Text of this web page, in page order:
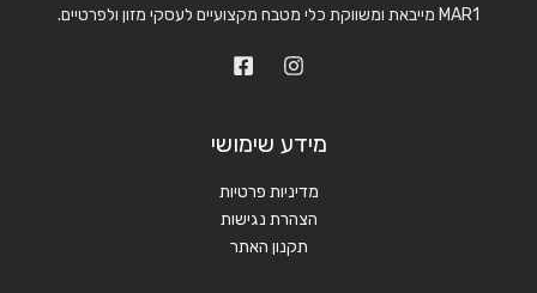
MAR1 מייבאת ומשווקת כלי מטבח מקצועיים לעסקי מזון ולפרטיים.
מידע שימושי
מדיניות פרטיות
הצהרת נגישות
תקנון האתר